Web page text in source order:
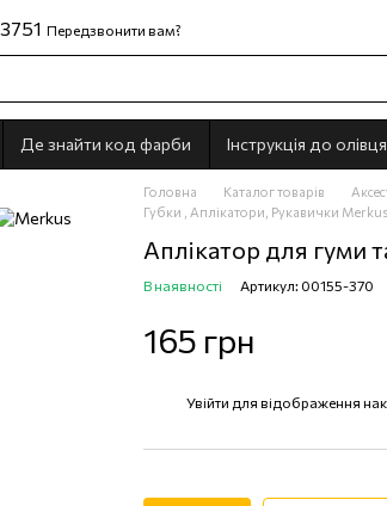
Передзвонити вам?
Де знайти код фарби Інструкція до олівця
Головна Каталог товарів
Губки , Аплікатори, Рукавички Merkus
Аплікатор для гуми
В наявності Артикул: 00155-370
165 грн
Увійти для відображення